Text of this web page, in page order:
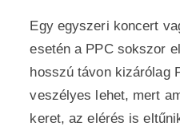
Egy egyszeri koncert
esetén a PPC sokszor
hosszú távon kizárólag
veszélyes lehet, mert
keret, az elérés is